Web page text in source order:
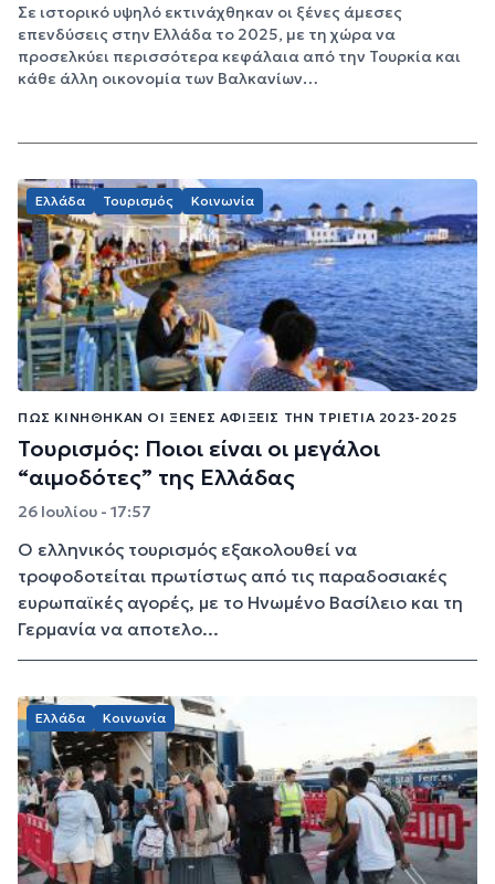
Σε ιστορικό υψηλό εκτινάχθηκαν οι ξένες άμεσες
επενδύσεις στην Ελλάδα το 2025, με τη χώρα να
προσελκύει περισσότερα κεφάλαια από την Τουρκία και
κάθε άλλη οικονομία των Βαλκανίων…
Ελλάδα Τουρισμός Κοινωνία
ΠΏΣ ΚΙΝΉΘΗΚΑΝ ΟΙ ΞΈΝΕΣ ΑΦΊΞΕΙΣ ΤΗΝ ΤΡΙΕΤΊΑ 2023-2025
Τουρισμός: Ποιοι είναι οι μεγάλοι
“αιμοδότες” της Ελλάδας
26 Ιουλίου - 17:57
Ο ελληνικός τουρισμός εξακολουθεί να
τροφοδοτείται πρωτίστως από τις παραδοσιακές
ευρωπαϊκές αγορές, με το Ηνωμένο Βασίλειο και τη
Γερμανία να αποτελο...
Ελλάδα Κοινωνία